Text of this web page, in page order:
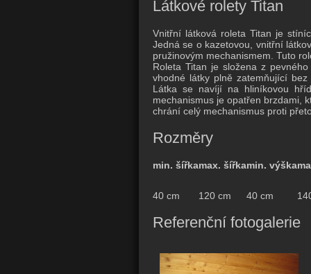
Látkové rolety Titan
Vnitřní látková roleta Titan je
Jedná se o kazetovou, vnitřní
pružinovým mechanismem. Tuto
Roleta Titan je složena z
vhodné látky plně zatemňující
Látka se navíjí na hliníkovou
mechanismus je opatřen brzdami,
chrání celý mechanismus proti
Rozměry
min. šířkamax. šířkamin. výška
40 cm 120 cm 40 cm
Referenční fotogalerie